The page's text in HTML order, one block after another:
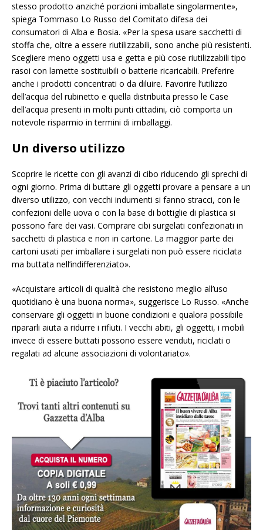
stesso prodotto anziché porzioni imballate singolarmente»,
spiega Tommaso Lo Russo del Comitato difesa dei
consumatori di Alba e Bosia. «Per la spesa usare sacchetti di
stoffa che, oltre a essere riutilizzabili, sono anche più resistenti.
Scegliere meno oggetti usa e getta e più cose riutilizzabili tipo
rasoi con lamette sostituibili o batterie ricaricabili. Preferire
anche i prodotti concentrati o da diluire. Favorire l’utilizzo
dell’acqua del rubinetto e quella distribuita presso le Case
dell’acqua presenti in molti punti cittadini, ciò comporta un
notevole risparmio in termini di imballaggi.
Un diverso utilizzo
Scoprire le ricette con gli avanzi di cibo riducendo gli sprechi di
ogni giorno. Prima di buttare gli oggetti provare a pensare a un
diverso utilizzo, con vecchi indumenti si fanno stracci, con le
confezioni delle uova o con la base di bottiglie di plastica si
possono fare dei vasi. Comprare cibi surgelati confezionati in
sacchetti di plastica e non in cartone. La maggior parte dei
cartoni usati per imballare i surgelati non può essere riciclata
ma buttata nell’indifferenziato».
«Acquistare articoli di qualità che resistono meglio all’uso
quotidiano è una buona norma», suggerisce Lo Russo. «Anche
conservare gli oggetti in buone condizioni e qualora possibile
ripararli aiuta a ridurre i rifiuti. I vecchi abiti, gli oggetti, i mobili
invece di essere buttati possono essere venduti, riciclati o
regalati ad alcune associazioni di volontariato».